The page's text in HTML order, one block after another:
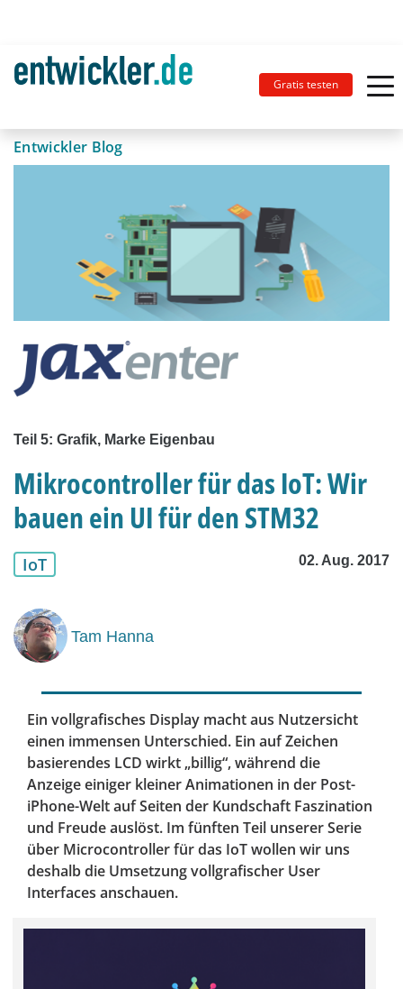
Gratis testen
Entwickler Blog
Teil 5: Grafik, Marke Eigenbau
Mikrocontroller für das IoT: Wir
bauen ein UI für den STM32
IoT 02. Aug. 2017
Tam Hanna
Ein vollgrafisches Display macht aus Nutzersicht
einen immensen Unterschied. Ein auf Zeichen
basierendes LCD wirkt „billig“, während die
Anzeige einiger kleiner Animationen in der Post-
iPhone-Welt auf Seiten der Kundschaft Faszination
und Freude auslöst. Im fünften Teil unserer Serie
über Microcontroller für das IoT wollen wir uns
deshalb die Umsetzung vollgrafischer User
Interfaces anschauen.